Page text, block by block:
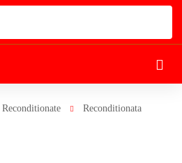
Reconditionate
Reconditionata